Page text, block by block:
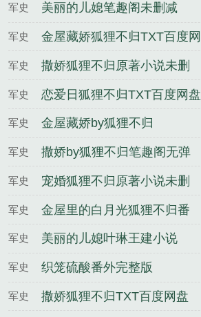
军史 美丽的儿媳笔趣阁未删减
军史
金屋藏娇狐狸不归TXT百度网
盘
军史
撒娇狐狸不归原著小说未删
减
军史 恋爱日狐狸不归TXT百度网盘
军史 金屋藏娇by狐狸不归
军史
撒娇by狐狸不归笔趣阁无弹
窗
军史
宠婚狐狸不归原著小说未删
减
军史
金屋里的白月光狐狸不归番
外完整版
军史 美丽的儿媳叶琳王建小说
军史 织笼硫酸番外完整版
军史 撒娇狐狸不归TXT百度网盘